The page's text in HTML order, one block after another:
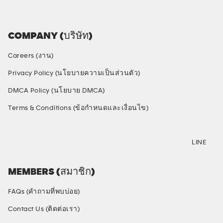
COMPANY (บริษัท)
Careers (งาน)
Privacy Policy (นโยบายความเป็นส่วนตัว)
DMCA Policy (นโยบาย DMCA)
Terms & Conditions (ข้อกำหนดและเงื่อนไข)
MEMBERS (สมาชิก)
FAQs (คำถามที่พบบ่อย)
Contact Us (ติดต่อเรา)
LINE